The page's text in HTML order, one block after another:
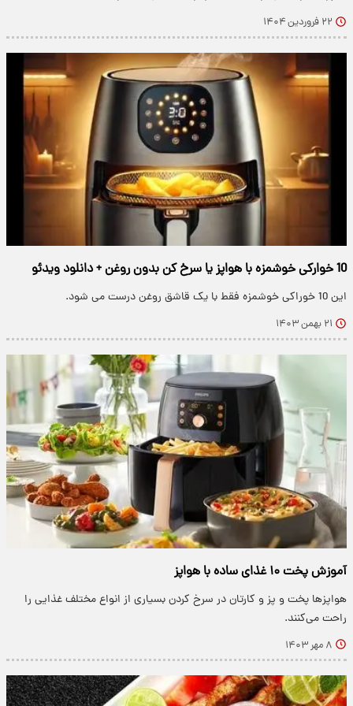
۲۲ فروردین ۱۴۰۴
10 خوارکی خوشمزه با هواپز یا سرخ کن بدون روغن + دانلود ویدئو
این 10 خوراکی خوشمزه فقط با یک قاشق روغن درست می شود.
۲۱ بهمن ۱۴۰۳
آموزش پخت ۱۰ غذای ساده با هواپز
هواپزها پخت و پز و کارتان در سرخ کردن بسیاری از انواع مختلف غذایی را
راحت می‌کنند.
۸ مهر ۱۴۰۳